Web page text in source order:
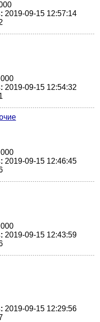
2019-09-15 12:57:14
2019-09-15 12:54:32
2019-09-15 12:46:45
2019-09-15 12:43:59
2019-09-15 12:29:56